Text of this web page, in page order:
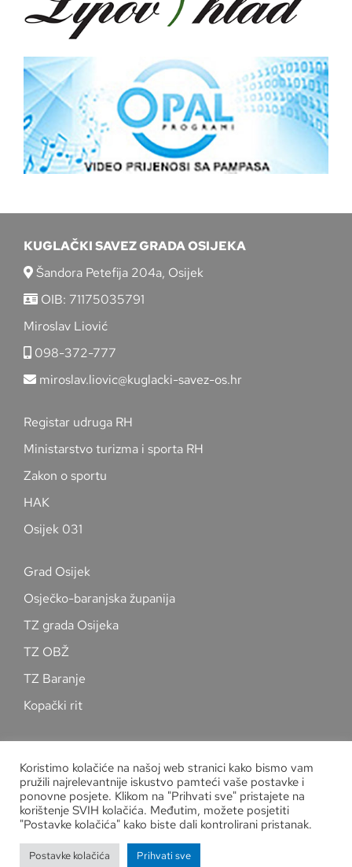
KUGLAČKI SAVEZ GRADA OSIJEKA
Šandora Petefija 204a, Osijek
OIB: 71175035791
Miroslav Liović
098-372-777
miroslav.liovic@kuglacki-savez-os.hr
Registar udruga RH
Ministarstvo turizma i sporta RH
Zakon o sportu
HAK
Osijek 031
Grad Osijek
Osječko-baranjska županija
TZ grada Osijeka
TZ OBŽ
TZ Baranje
Kopački rit
Zaštita osobnih podataka
Copyright
Kuglački savez grada Osijeka
Koristimo kolačiće na našoj web stranici kako bismo vam
pružili najrelevantnije iskustvo pamteći vaše postavke i
ponovne posjete. Klikom na "Prihvati sve" pristajete na
korištenje SVIH kolačića. Međutim, možete posjetiti
"Postavke kolačića" kako biste dali kontrolirani pristanak.
Postavke kolačića Prihvati sve